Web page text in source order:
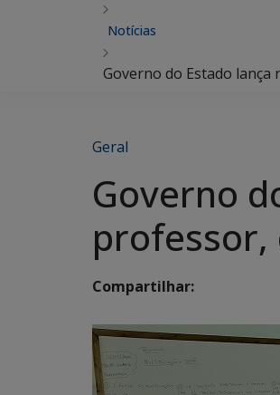
Notícias
Governo do Estado
Geral
Governo
professor,
Compartilhar: